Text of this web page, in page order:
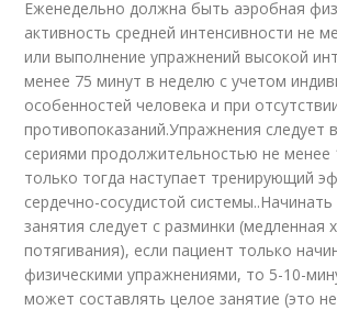
Еженедельно должна быть аэробная
активность средней интенсивности не
или выполнение упражнений высокой
менее 75 минут в неделю с учетом
особенностей человека и при
противопоказаний.Упражнения следует
сериями продолжительностью не менее
только тогда наступает тренирующий
сердечно-сосудистой
занятия следует с разминки (медленная
потягивания), если пациент только
физическими упражнениями, то 5-10-
может составлять целое занятие (это